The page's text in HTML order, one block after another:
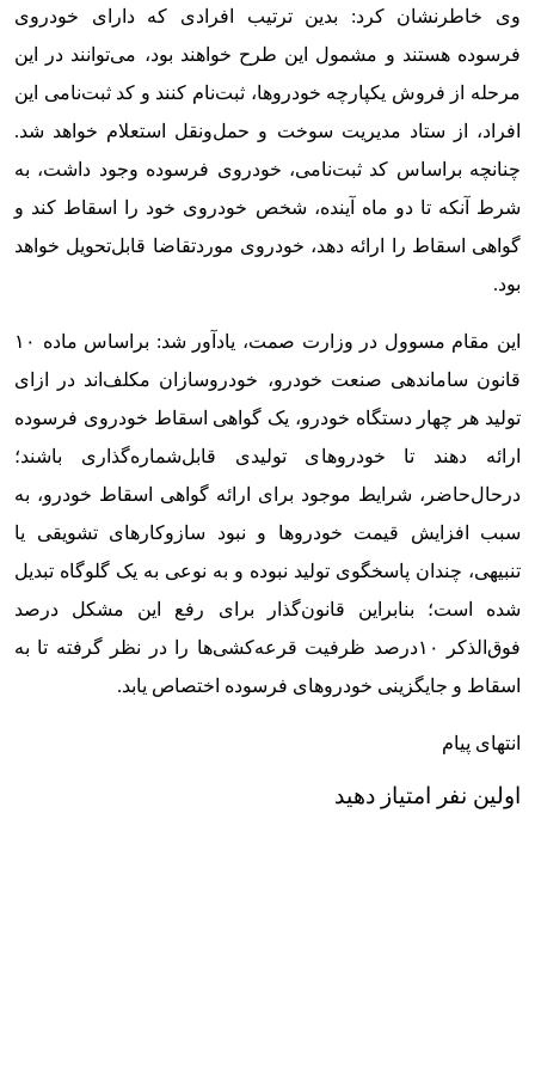
وی خاطرنشان کرد: بدین ترتیب افرادی که دارای خودروی
فرسوده هستند و مشمول این طرح خواهند بود، می‌توانند در این
مرحله از فروش یکپارچه خودروها، ثبت‌نام کنند و کد ثبت‌نامی این
افراد، از ستاد مدیریت سوخت و حمل‌ونقل استعلام خواهد شد.
چنانچه براساس کد ثبت‌نامی، خودروی فرسوده وجود داشت، به
شرط آنکه تا دو ماه آینده، شخص خودروی خود را اسقاط کند و
گواهی اسقاط را ارائه دهد، خودروی موردتقاضا قابل‌تحویل خواهد
بود.
این مقام مسوول در وزارت صمت، یادآور شد: براساس ماده ۱۰
قانون ساماندهی صنعت خودرو، خودروسازان مکلف‌اند در ازای
تولید هر چهار دستگاه خودرو، یک گواهی اسقاط خودروی فرسوده
ارائه دهند تا خودروهای تولیدی قابل‌شماره‌گذاری باشند؛
در‌حال‌حاضر، شرایط موجود برای ارائه گواهی اسقاط خودرو، به
سبب افزایش قیمت خودروها و نبود سازوکارهای تشویقی یا
تنبیهی، چندان پاسخگوی تولید نبوده و به نوعی به یک گلوگاه تبدیل
شده است؛ بنابراین قانون‌گذار برای رفع این مشکل درصد
فوق‌الذکر ۱۰درصد ظرفیت قرعه‌کشی‌ها را در نظر گرفته تا به
اسقاط و جایگزینی خودروهای فرسوده اختصاص یابد.
انتهای پیام
اولین نفر امتیاز دهید